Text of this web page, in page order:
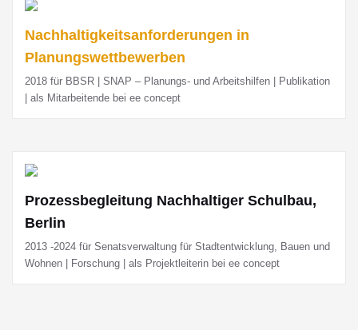
Nachhaltigkeits­anforderungen in
Planungswettbewerben
2018 für BBSR | SNAP – Planungs- und Arbeitshilfen | Publikation
| als Mitarbeitende bei ee concept
Prozessbegleitung Nachhaltiger Schulbau,
Berlin
2013 -2024 für Senatsverwaltung für Stadtentwicklung, Bauen und
Wohnen | Forschung | als Projektleiterin bei ee concept